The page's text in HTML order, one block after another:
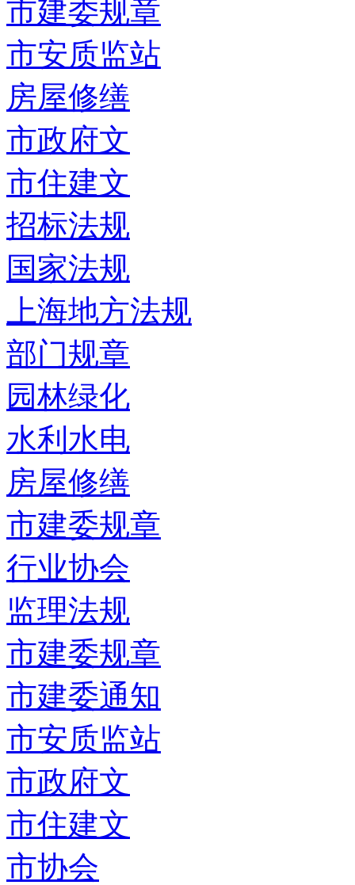
市建委规章
市安质监站
房屋修缮
市政府文
市住建文
招标法规
国家法规
上海地方法规
部门规章
园林绿化
水利水电
房屋修缮
市建委规章
行业协会
监理法规
市建委规章
市建委通知
市安质监站
市政府文
市住建文
市协会